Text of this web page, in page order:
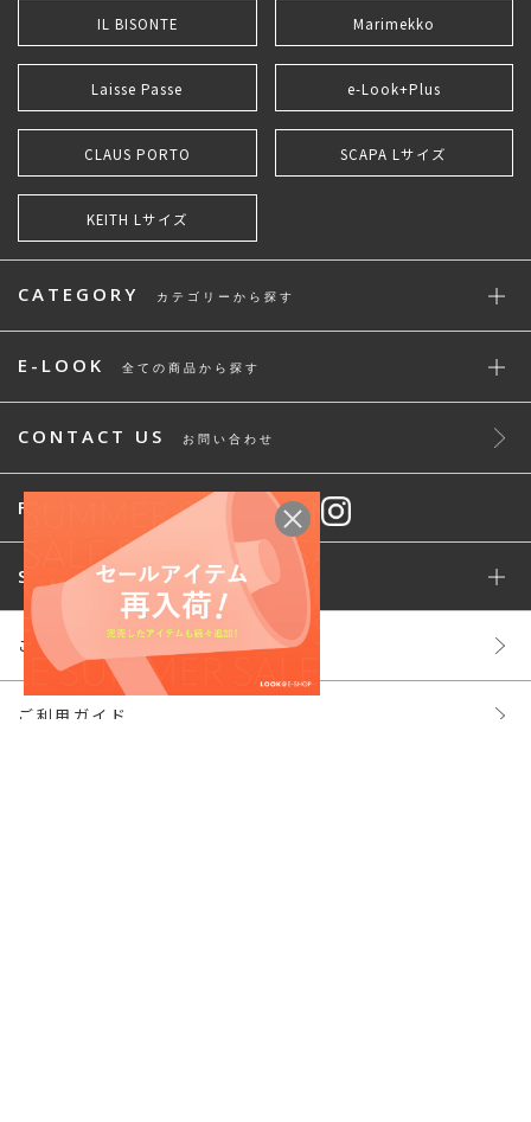
IL BISONTE Marimekko
Laisse Passe e-Look+Plus
CLAUS PORTO SCAPA Lサイズ
KEITH Lサイズ
CATEGORY カテゴリーから探す
E-LOOK 全ての商品から探す
CONTACT US お問い合わせ
FOLLOW
STAFF SNAP
ご利用規約
ご利用ガイド